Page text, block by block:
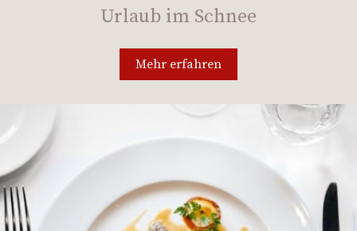
Urlaub im Schnee
Mehr erfahren